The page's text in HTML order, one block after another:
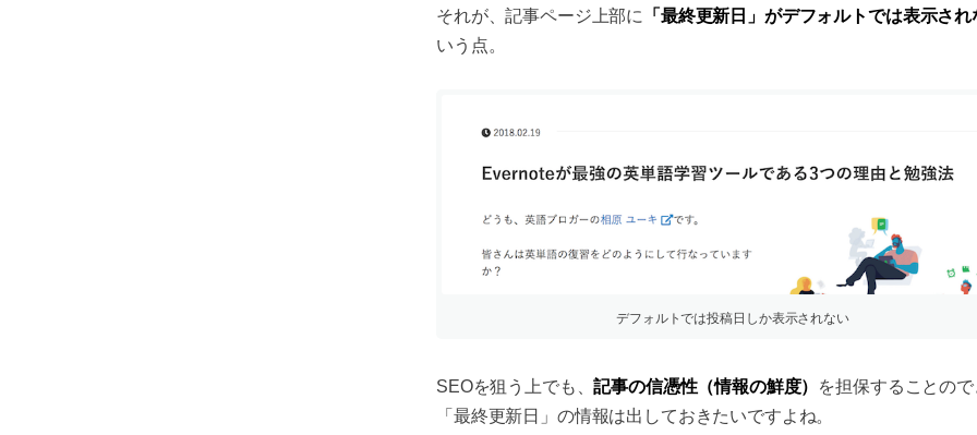
それが、記事ページ上部に 「最終更新日」がデフォルトでは表示され
いう点。
デフォルトでは投稿日しか表示されない
SEOを狙う上でも、記事の信憑性（情報の鮮度）
を担保することの
「最終更新日」の情報は出しておきたいですよね。